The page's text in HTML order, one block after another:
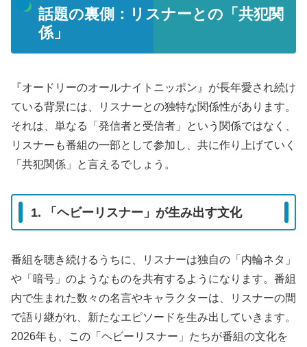
話題の裏側：リスナーとの「共犯関
係」
『オードリーのオールナイトニッポン』が長年愛され続け
ている背景には、リスナーとの独特な関係性があります。
それは、単なる「発信者と受信者」という関係ではなく、
リスナーも番組の一部として参加し、共に作り上げていく
「共犯関係」と言えるでしょう。
1. 「ヘビーリスナー」が生み出す文化
番組を聴き続けるうちに、リスナーは独自の「内輪ネタ」
や「暗号」のようなものを共有するようになります。番組
内で生まれた数々の名言やキャラクターは、リスナーの間
で語り継がれ、新たなエピソードを生み出していきます。
2026年も、この「ヘビーリスナー」たちが番組の文化を